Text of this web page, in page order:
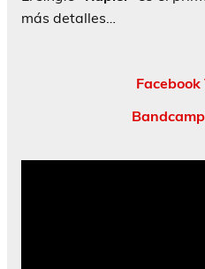
más detalles…